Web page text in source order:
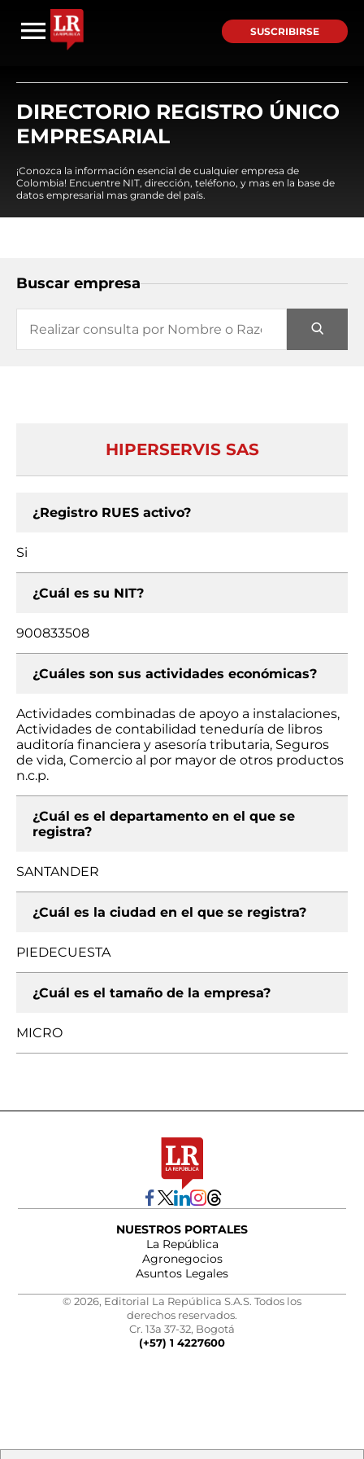
SUSCRIBIRSE
DIRECTORIO REGISTRO ÚNICO
EMPRESARIAL
¡Conozca la información esencial de cualquier empresa de
Colombia! Encuentre NIT, dirección, teléfono, y mas en la base de
datos empresarial mas grande del país.
Buscar empresa
HIPERSERVIS SAS
¿Registro RUES activo?
Si
¿Cuál es su NIT?
900833508
¿Cuáles son sus actividades económicas?
Actividades combinadas de apoyo a instalaciones,
Actividades de contabilidad teneduría de libros
auditoría financiera y asesoría tributaria, Seguros
de vida, Comercio al por mayor de otros productos
n.c.p.
¿Cuál es el departamento en el que se
registra?
SANTANDER
¿Cuál es la ciudad en el que se registra?
PIEDECUESTA
¿Cuál es el tamaño de la empresa?
MICRO
NUESTROS PORTALES
La República
Agronegocios
Asuntos Legales
© 2026, Editorial La República S.A.S. Todos los
derechos reservados.
Cr. 13a 37-32, Bogotá
(+57) 1 4227600